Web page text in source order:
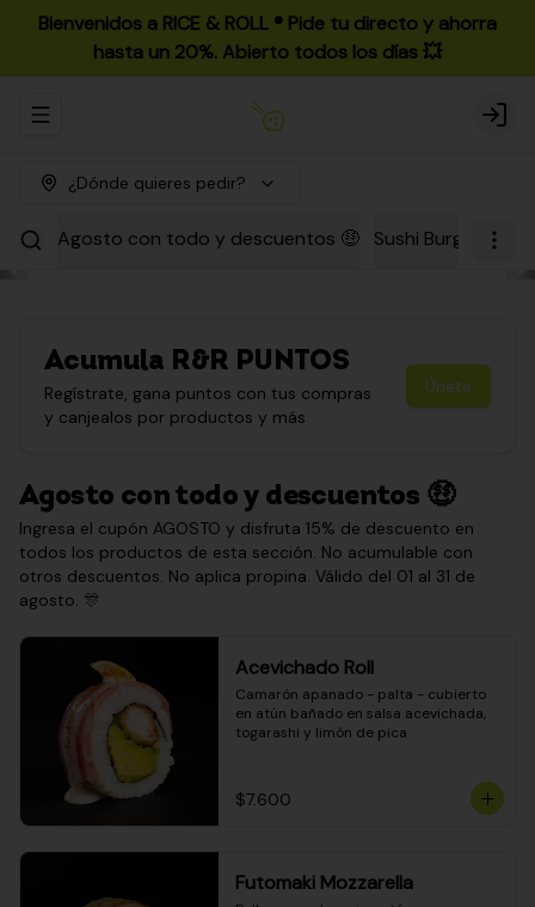
Bienvenidos a RICE & ROLL ®️ Pide tu directo y ahorra
hasta un 20%. Abierto todos los días 💥
Abrir menu de navegación Login
¿Dónde quieres pedir?
Agosto con todo y descuentos 🤑 Sushi Burgers
Acumula R&R PUNTOS
Regístrate, gana puntos con tus compras
y canjealos por productos y más
Únete
Agosto con todo y descuentos 🤑
Ingresa el cupón AGOSTO y disfruta 15% de descuento en
todos los productos de esta sección. No acumulable con
otros descuentos. No aplica propina. Válido del 01 al 31 de
agosto. 🎊
Acevichado Roll
Camarón apanado - palta - cubierto
en atún bañado en salsa acevichada,
togarashi y limón de pica
$7.600
Futomaki Mozzarella